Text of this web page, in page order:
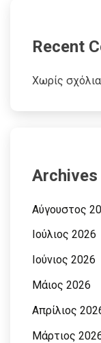
Recent
Χωρίς
Archives
Αύγουστος
Ιούλιος 2026
Ιούνιος 2026
Μάιος 2026
Απρίλιος
Μάρτιος